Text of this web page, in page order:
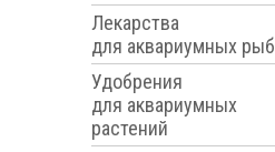
Лекарства
для аквариумных рыб
Удобрения
для аквариумных
растений